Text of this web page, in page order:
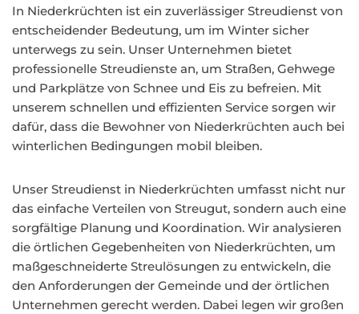
In Niederkrüchten ist ein zuverlässiger Streudienst von
entscheidender Bedeutung, um im Winter sicher
unterwegs zu sein. Unser Unternehmen bietet
professionelle Streudienste an, um Straßen, Gehwege
und Parkplätze von Schnee und Eis zu befreien. Mit
unserem schnellen und effizienten Service sorgen wir
dafür, dass die Bewohner von Niederkrüchten auch bei
winterlichen Bedingungen mobil bleiben.
Unser Streudienst in Niederkrüchten umfasst nicht nur
das einfache Verteilen von Streugut, sondern auch eine
sorgfältige Planung und Koordination. Wir analysieren
die örtlichen Gegebenheiten von Niederkrüchten, um
maßgeschneiderte Streulösungen zu entwickeln, die
den Anforderungen der Gemeinde und der örtlichen
Unternehmen gerecht werden. Dabei legen wir großen